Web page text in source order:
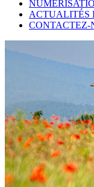
ACTUALITÉS
CONTACTEZ-